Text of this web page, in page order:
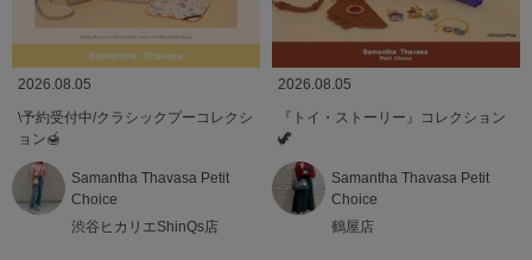
2026.08.05
\予約受付中/クラシックプーコレクシ
ョン🍯
Samantha Thavasa Petit
Choice
渋谷ヒカリエShinQs店
2026.08.05
『トイ・ストーリー』コレクション
🦖
Samantha Thavasa Petit
Choice
鶴屋店